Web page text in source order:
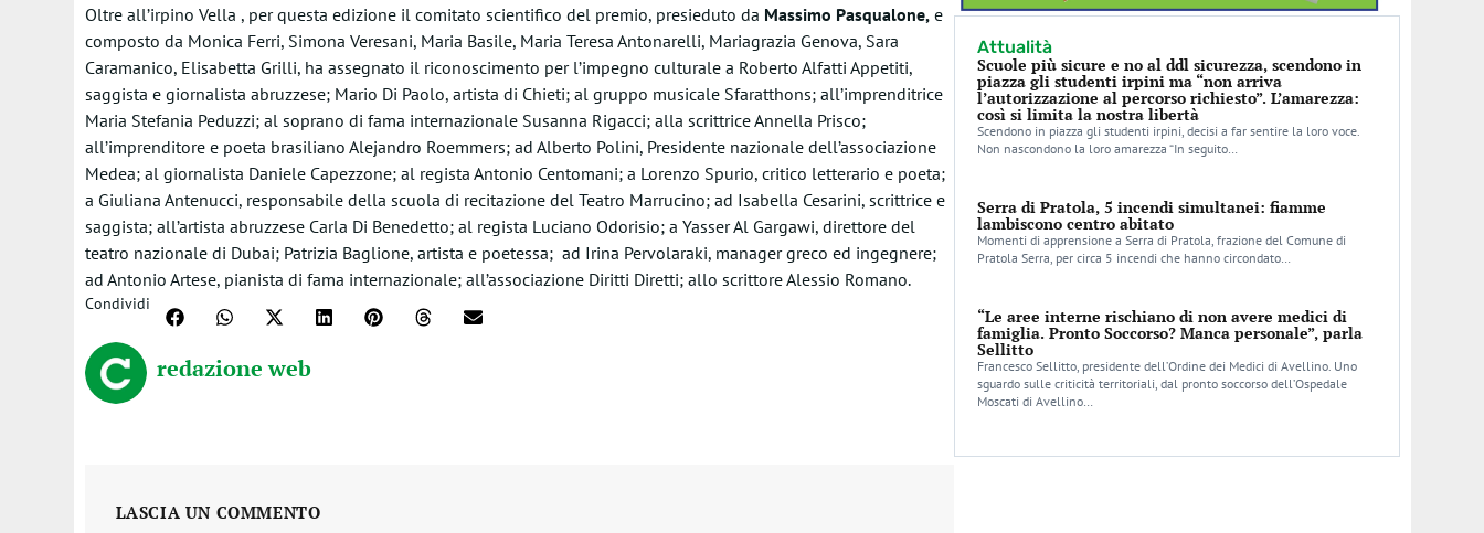
Oltre all’irpino Vella , per questa edizione il comitato scientifico del premio, presieduto da Massimo Pasqualone,e
composto da Monica Ferri, Simona Veresani, Maria Basile, Maria Teresa Antonarelli, Mariagrazia Genova, Sara
Caramanico, Elisabetta Grilli, ha assegnato il riconoscimento per l’impegno culturale a Roberto Alfatti Appetiti,
saggista e giornalista abruzzese; Mario Di Paolo, artista di Chieti; al gruppo musicale Sfaratthons; all’imprenditrice
Maria Stefania Peduzzi; al soprano di fama internazionale Susanna Rigacci; alla scrittrice Annella Prisco;
all’imprenditore e poeta brasiliano Alejandro Roemmers; ad Alberto Polini, Presidente nazionale dell’associazione
Medea; al giornalista Daniele Capezzone; al regista Antonio Centomani; a Lorenzo Spurio, critico letterario e poeta;
a Giuliana Antenucci, responsabile della scuola di recitazione del Teatro Marrucino; ad Isabella Cesarini, scrittrice e
saggista; all’artista abruzzese Carla Di Benedetto; al regista Luciano Odorisio; a Yasser Al Gargawi, direttore del
teatro nazionale di Dubai; Patrizia Baglione, artista e poetessa; ad Irina Pervolaraki, manager greco ed ingegnere;
ad Antonio Artese, pianista di fama internazionale; all’associazione Diritti Diretti; allo scrittore Alessio Romano.
Condividi
redazione web
LASCIA UN COMMENTO
Attualità
Scuole più sicure e no al ddl sicurezza, scendono in
piazza gli studenti irpini ma “non arriva
l’autorizzazione al percorso richiesto”. L’amarezza:
così si limita la nostra libertà
Scendono in piazza gli studenti irpini, decisi a far sentire la loro voce.
Non nascondono la loro amarezza “In seguito…
Serra di Pratola, 5 incendi simultanei: fiamme
lambiscono centro abitato
Momenti di apprensione a Serra di Pratola, frazione del Comune di
Pratola Serra, per circa 5 incendi che hanno circondato…
“Le aree interne rischiano di non avere medici di
famiglia. Pronto Soccorso? Manca personale”, parla
Sellitto
Francesco Sellitto, presidente dell’Ordine dei Medici di Avellino. Uno
sguardo sulle criticità territoriali, dal pronto soccorso dell’Ospedale
Moscati di Avellino…